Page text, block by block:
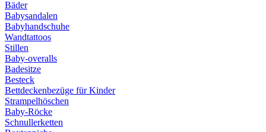
Bäder
Babysandalen
Babyhandschuhe
Wandtattoos
Stillen
Baby-overalls
Badesitze
Besteck
Bettdeckenbezüge für Kinder
Strampelhöschen
Baby-Röcke
Schnullerketten